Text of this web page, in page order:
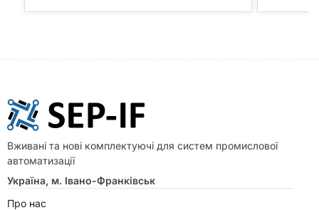
Вживані та нові комплектуючі для систем промислової
автоматизації
Україна, м. Івано-Франківськ
Про нас